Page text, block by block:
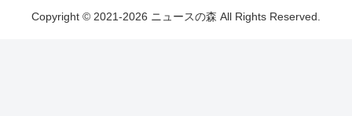
Copyright © 2021-2026 ニュースの森 All Rights Reserved.